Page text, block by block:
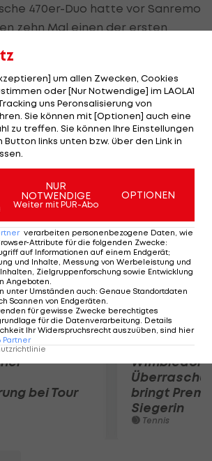
470er-Duo hatte vor Sanremo
zehn Mal einen der ersten
rot-weiß-rote Gespann Keanu
Flachberger im 49er bereits eine
den Junioren-
in Polen errungen.
Thema
bei Tour
Wimbledon:
bringt
Siegerin
Tennis
um allen Zwecken, Cookies
oder [Nur Notwendige] im LAOLA1
uns Peronsalisierung von
Sie können mit [Optionen] auch eine
zu treffen. Sie können Ihre Einstellungen
links unten bzw. über den Link in
NUR
NOTWENDIGE
Weiter mit PUR-Abo
OPTIONEN
verarbeiten personenbezogene Daten, wie
Attribute für die folgenden Zwecke:
auf Informationen auf einem Endgerät;
und Inhalte, Messung von Werbeleistung und
Zielgruppenforschung sowie Entwicklung
Angeboten
unter Umständen auch: Genaue Standortdaten
Scannen von Endgeräten
für gewisse Zwecke berechtigtes
für die Datenverarbeitung. Details
Ihr Widerspruchsrecht auszuüben, sind hier
Partner